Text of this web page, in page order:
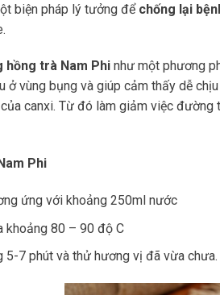
biện pháp lý tưởng để chống lại
hồng trà Nam Phi như một phương
ở vùng bụng và giúp cảm thấy dễ
canxi. Từ đó làm giảm việc
Phi
ứng với khoảng 250ml nước
khoảng 80 – 90 độ C
5-7 phút và thử hương vị đã vừa